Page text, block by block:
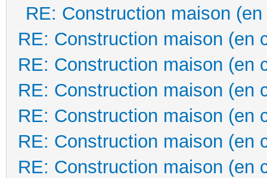
RE: Construction maison
RE: Construction maison (en
RE: Construction maison (en
RE: Construction maison (en
RE: Construction maison (en
RE: Construction maison (en
RE: Construction maison (en